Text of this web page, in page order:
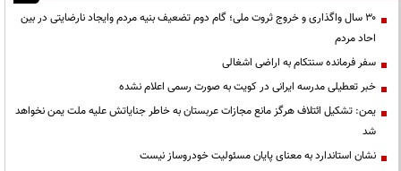
۳۰ سال واگذاری و خروج ثروت ملی؛ گام دوم تضعیف بنیه مردم وایجاد نارضایتی در بین
احاد مردم
سفر فرمانده سنتکام به اراضی اشغالی
خبر تعطیلی مدرسه ایرانی در کویت به صورت رسمی اعلام نشده
یمن: تشکیل ائتلاف هرگز مانع مجازات عربستان به خاطر جنایاتش علیه ملت یمن نخواهد
شد
نشان استاندارد به معنای پایان مسئولیت خودروساز نیست